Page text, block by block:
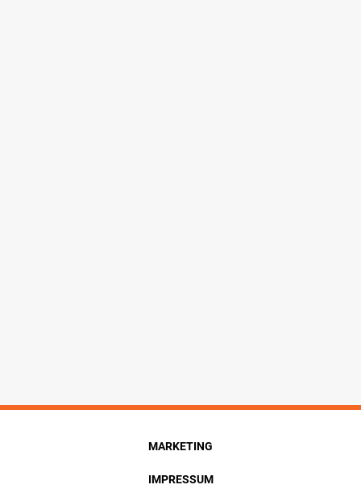
MARKETING
IMPRESSUM